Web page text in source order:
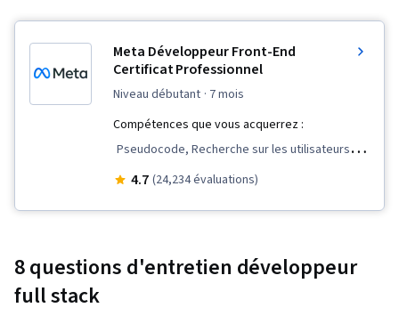
Meta Développeur Front-End
Certificat Professionnel
niveau débutant · 7 mois
Compétences que vous acquerrez :
Pseudocode, Recherche sur les utilisateurs,
Réutilisation du code, Conception de
de balisage hypertexte (HTML), Javascript,
4.7 (24,234 évaluations)
8 questions d'entretien développeur
full stack